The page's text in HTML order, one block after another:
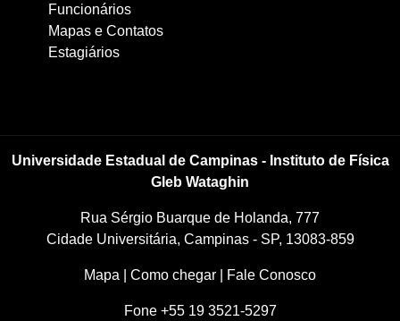
Funcionários
Mapas e Contatos
Estagiários
Universidade Estadual de Campinas - Instituto de Física
Gleb Wataghin
Rua Sérgio Buarque de Holanda, 777
Cidade Universitária, Campinas - SP, 13083-859
Mapa Como chegar Fale Conosco
Fone +55 19 3521-5297